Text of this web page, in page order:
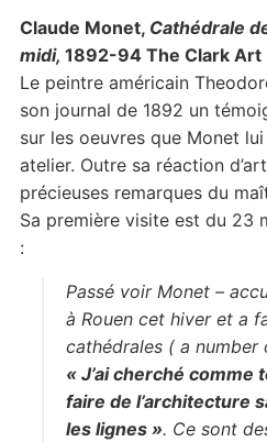
Claude Monet, Cathédrale
midi, 1892-94 The Clark
Le peintre américain
son journal de 1892 un
sur les oeuvres que Monet
atelier. Outre sa réaction
précieuses remarques du
Sa première visite est du 23
:
Passé voir Monet –
à Rouen cet hiver et a
cathédrales ( a
« J’ai cherché comme
faire de l’architecture
les lignes ». Ce sont